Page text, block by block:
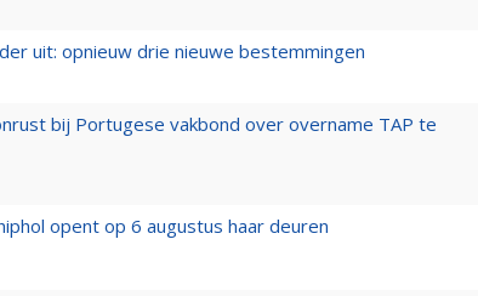
uit: opnieuw drie nieuwe bestemmingen
bij Portugese vakbond over overname TAP te
opent op 6 augustus haar deuren